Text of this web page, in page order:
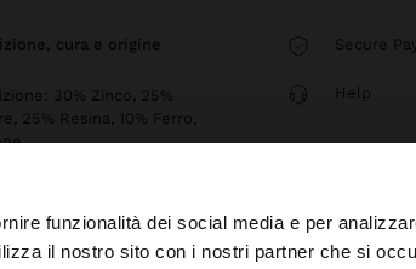
funzionalità dei social media e per
il nostro sito con i nostri partner che si ×
cura e origine
30% Zinco, 25%
25% Resina, 10% Ferro,
Secure
Help